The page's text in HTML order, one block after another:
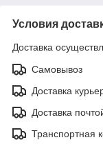
Условия
Доставка
Самовывоз
Доставка
Доставка
Транспортная